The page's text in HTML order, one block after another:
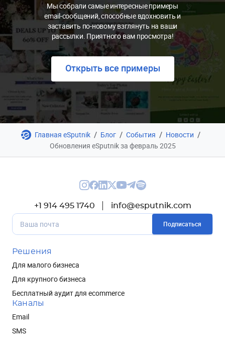
Мы собрали самые интересные примеры
email-сообщений, способные вдохновить и
заставить по-новому взглянуть на ваши
рассылки. Приятного вам просмотра!
Открыть все примеры
Главная eSputnik / Блог / События / Новости /
Обновления eSputnik за февраль 2025
+1 914 495 1740 info@esputnik.com
Подписаться
Решения
Для малого бизнеса
Для крупного бизнеса
Бесплатный аудит для ecommerce
Каналы
Email
SMS